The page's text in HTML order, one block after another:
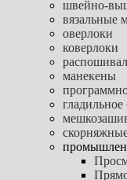
швейно-
вязальные
оверлоки
коверлоки
манекены